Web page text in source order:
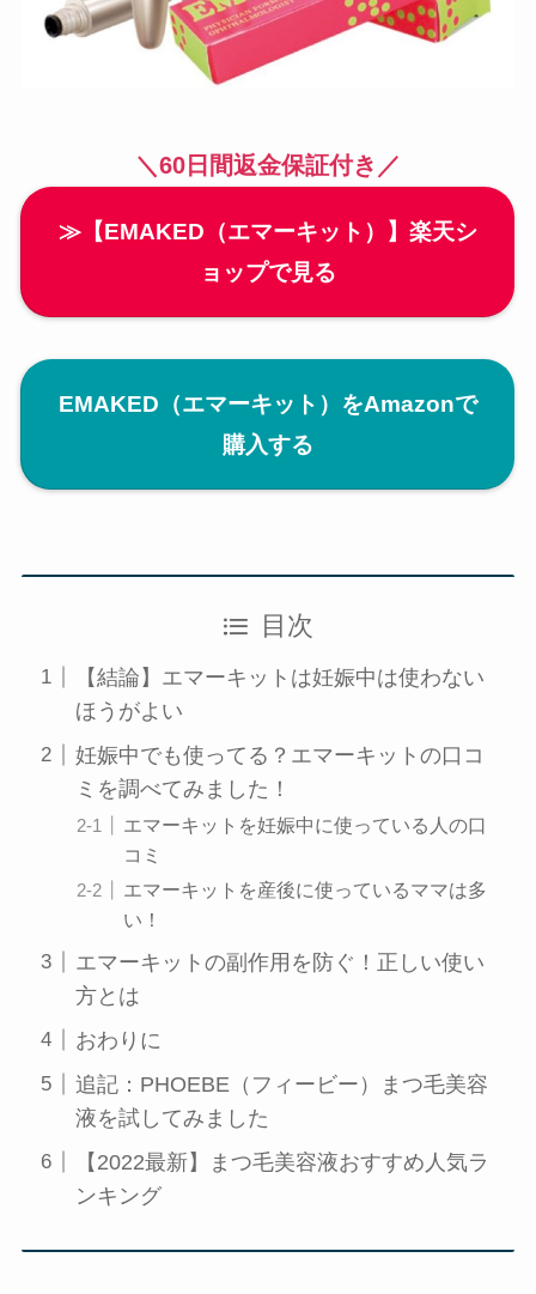
＼60日間返金保証付き／
≫【EMAKED（エマーキット）】楽天シ
ョップで見る
EMAKED（エマーキット）をAmazonで
購入する
目次
【結論】エマーキットは妊娠中は使わない
ほうがよい
妊娠中でも使ってる？エマーキットの口コ
ミを調べてみました！
エマーキットを妊娠中に使っている人の口
コミ
エマーキットを産後に使っているママは多
い！
エマーキットの副作用を防ぐ！正しい使い
方とは
おわりに
追記：PHOEBE（フィービー）まつ毛美容
液を試してみました
【2022最新】まつ毛美容液おすすめ人気ラ
ンキング